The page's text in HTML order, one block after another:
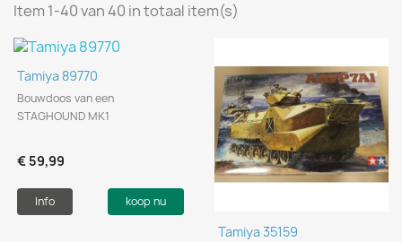
Item 1-40 van 40 in totaal item(s)
Tamiya 89770
Bouwdoos van een
STAGHOUND MK1
€ 59,99
Info koop nu
Tamiya 35159